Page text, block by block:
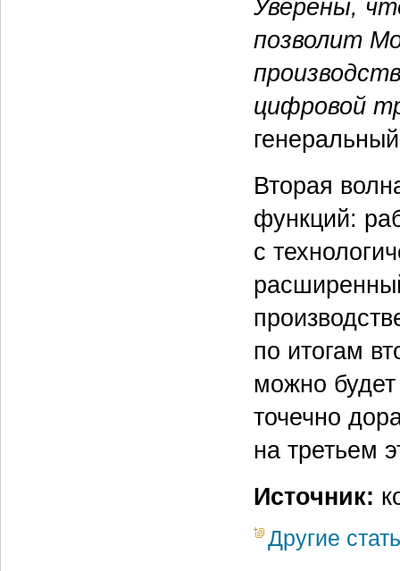
Уверены,
позволит
цифровой
Вторая
функций:
с
по итогам
можно
точечно
на третьем
Источник:
Другие